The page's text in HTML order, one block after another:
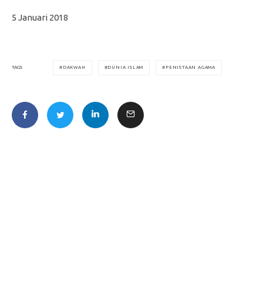
5 Januari 2018
TAGS DAKWAH DUNIA ISLAM PENISTAAN AGAMA